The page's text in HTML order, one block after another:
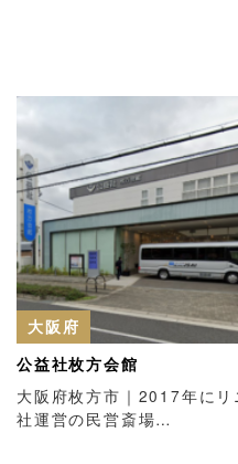
大阪府
公益社枚方会館
大阪府枚方市｜2017年に
社運営の民営斎場…